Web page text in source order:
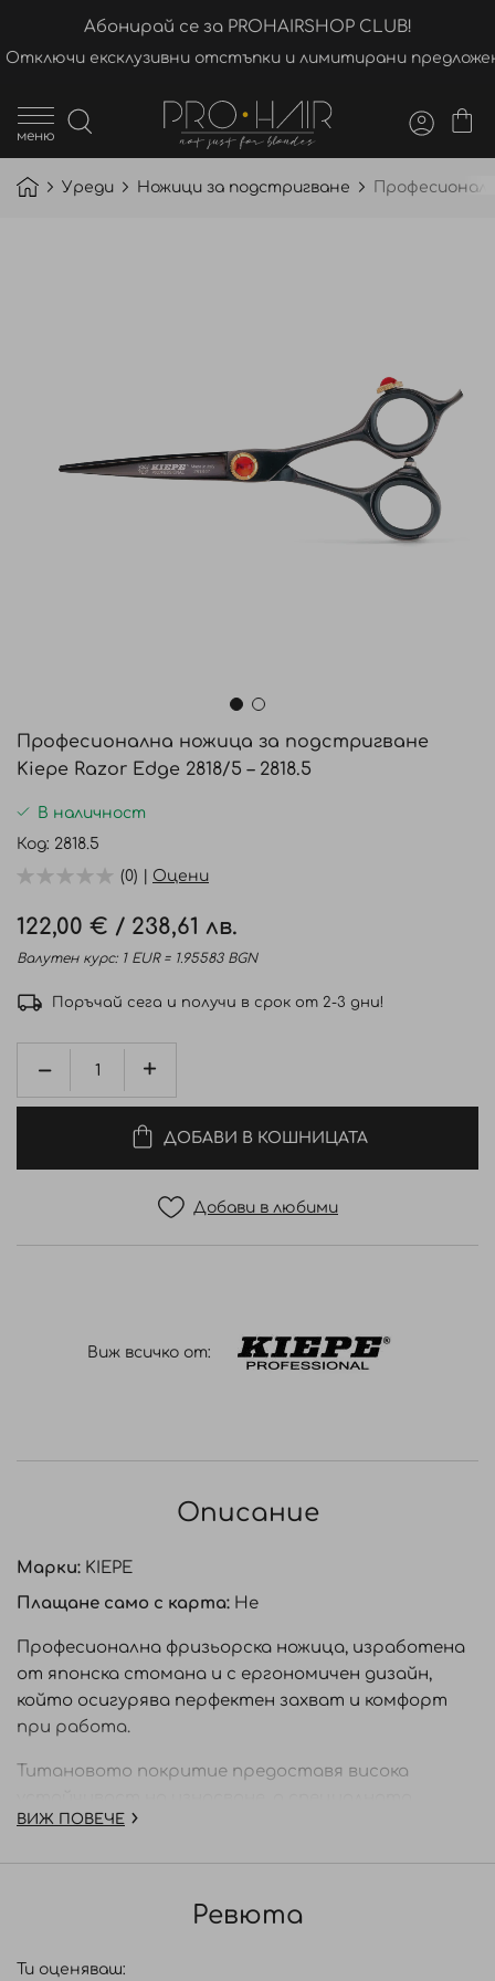
Абонирай се за PROHAIRSHOP CLUB!
Отключи ексклузивни отстъпки и лимитирани
меню
Уреди Ножици за подстригване
началото
на
галерия
със
Професионална ножица за подстригване
Kiepe Razor Edge 2818/5 – 2818.5
В наличност
Код 2818.5
(0) | Оцени
122,00 € / 238,61 лв.
Валутен курс: 1 EUR = 1.95583 BGN
Поръчай сега и получи в срок от 2-3 дни!
ДОБАВИ В КОШНИЦАТА
Добави в любими
Виж всичко от:
Описание
Марки: KIEPE
Плащане само с карта: Не
Професионална фризьорска ножица, изработена
от японска стомана и с ергономичен дизайн,
който осигурява перфектен захват и комфорт
при работа.
Титановото покритие предоставя висока
термична обработка (ice-tempered) в
Ножицата е подходяща за прецизни слайд
благодарение на изключително острието.
ВИЖ ПОВЕЧЕ
Ревюта
Ти оценяваш: